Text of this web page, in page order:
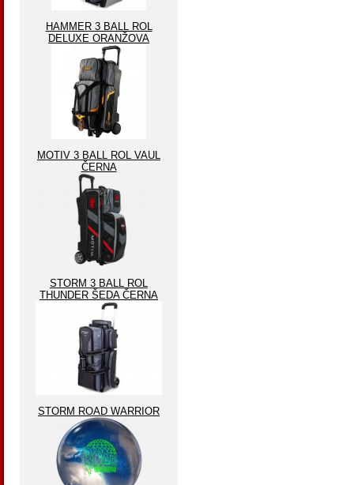
HAMMER 3 BALL ROL
DELUXE ORANŽOVA
MOTIV 3 BALL ROL VAUL
ČERNA
STORM 3 BALL ROL
THUNDER ŠEDA ČERNA
STORM ROAD WARRIOR